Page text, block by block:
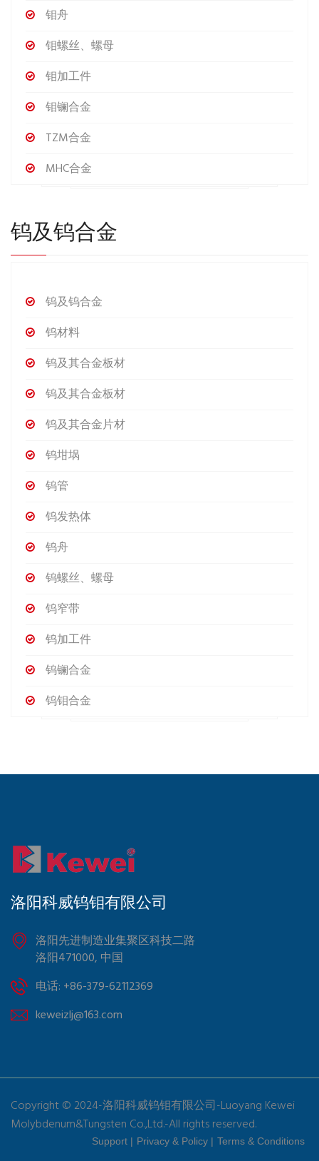
钼舟
钼螺丝、螺母
钼加工件
钼镧合金
TZM合金
MHC合金
钨及钨合金
钨及钨合金
钨材料
钨及其合金板材
钨及其合金板材
钨及其合金片材
钨坩埚
钨管
钨发热体
钨舟
钨螺丝、螺母
钨窄带
钨加工件
钨镧合金
钨钼合金
洛阳科威钨钼有限公司
洛阳先进制造业集聚区科技二路
洛阳471000, 中国
电话: +86-379-62112369
keweizlj@163.com
Copyright © 2024-洛阳科威钨钼有限公司-Luoyang Kewei
Molybdenum&Tungsten Co.,Ltd.-All rights reserved.
Support | Privacy & Policy | Terms & Conditions